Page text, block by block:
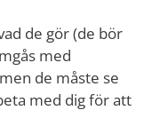
de gör (de bör
med
de måste se
med dig för att